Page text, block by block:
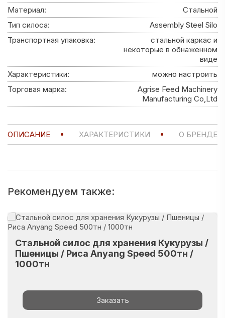
Материал:
Стальной
Тип силоса:
Assembly Steel Silo
Транспортная упаковка:
стальной каркас и
некоторые в обнаженном
виде
Характеристики:
можно настроить
Торговая марка:
Agrise Feed Machinery
Manufacturing Co,Ltd
ОПИСАНИЕ ХАРАКТЕРИСТИКИ О БРЕНДЕ
Рекомендуем также:
Стальной силос для хранения Кукурузы /
Пшеницы / Риса Anyang Speed 500тн /
1000тн
Заказать